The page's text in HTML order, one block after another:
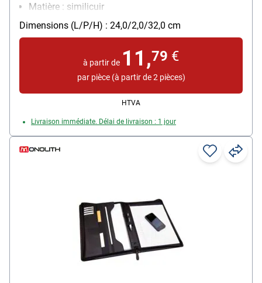
Matière : similicuir
Pour format : A4
Poids : 0.46 kg
Dimensions (L/P/H) : 24,0/2,0/32,0 cm
à partir de 11,79 €
par pièce (à partir de 2 pièces)
HTVA
Livraison immédiate. Délai de livraison : 1 jour